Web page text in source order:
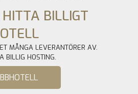
BILLIGT
MÅNGA LEVERANTÖRER AV.
BILLIG HOSTING.